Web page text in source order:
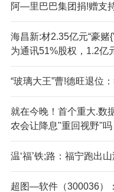
阿—里巴巴集团捐!赠支
海昌新:材2.35亿元“豪
为通讯51%股权，1.2亿
“玻璃大王”曹!德旺退位
就在今晚！首个重大.数
农会让降息"重回视野"吗
温‘福’铁;路：福宁跑出
超图—软件（300036）